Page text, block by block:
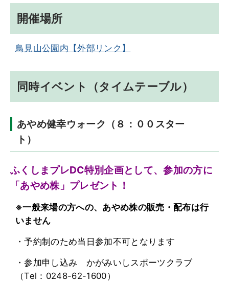
開催場所
鳥見山公園内【外部リンク】
同時イベント（タイムテーブル）
あやめ健幸ウォーク（８：００スター
ト）
ふくしまプレDC特別企画として、参加の方に
「あやめ株」プレゼント！
※一般来場の方への、あやめ株の販売・配布は行
いません
・予約制のため当日参加不可となります
・参加申し込み かがみいしスポーツクラブ
（Tel：0248-62-1600）